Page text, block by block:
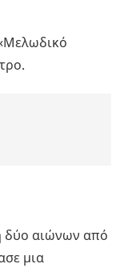
δύο αιώνων από
μια